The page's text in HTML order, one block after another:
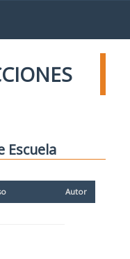
Escuela
Autor